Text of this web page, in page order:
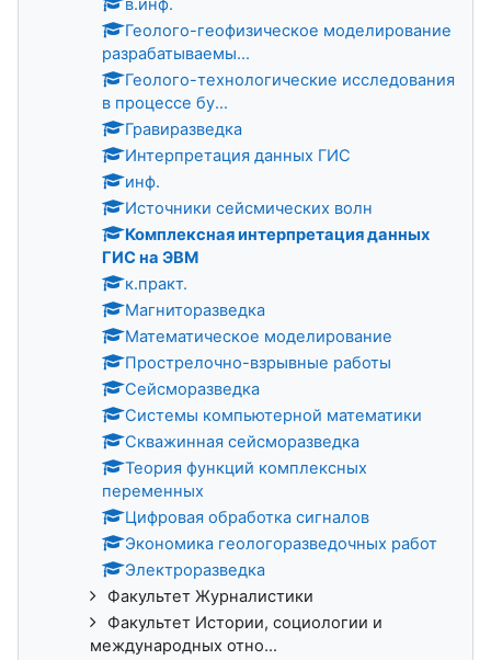
в.инф.
Геолого-геофизическое моделирование
разрабатываемы...
Геолого-технологические исследования
в процессе бу...
Гравиразведка
Интерпретация данных ГИС
инф.
Источники сейсмических волн
Комплексная интерпретация данных
ГИС на ЭВМ
к.практ.
Магниторазведка
Математическое моделирование
Прострелочно-взрывные работы
Сейсморазведка
Системы компьютерной математики
Скважинная сейсморазведка
Теория функций комплексных
переменных
Цифровая обработка сигналов
Экономика геологоразведочных работ
Электроразведка
Факультет Журналистики
Факультет Истории, социологии и
международных отно...